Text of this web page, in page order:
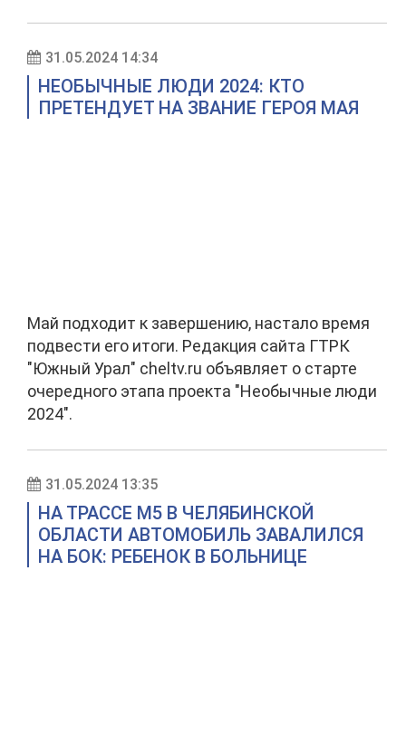
31.05.2024 14:34
НЕОБЫЧНЫЕ ЛЮДИ 2024: КТО
ПРЕТЕНДУЕТ НА ЗВАНИЕ ГЕРОЯ МАЯ
Май подходит к завершению, настало время
подвести его итоги. Редакция сайта ГТРК
"Южный Урал" cheltv.ru объявляет о старте
очередного этапа проекта "Необычные люди
2024".
31.05.2024 13:35
НА ТРАССЕ М5 В ЧЕЛЯБИНСКОЙ
ОБЛАСТИ АВТОМОБИЛЬ ЗАВАЛИЛСЯ
НА БОК: РЕБЕНОК В БОЛЬНИЦЕ